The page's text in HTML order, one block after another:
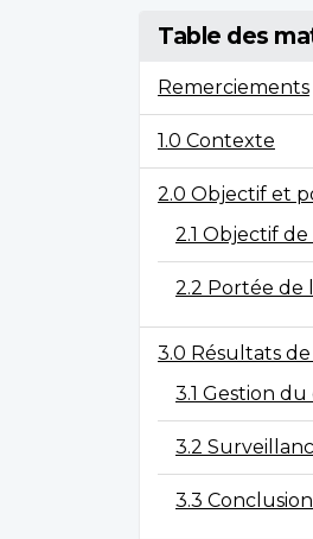
Table des
Remerciements
1.0 Contexte
2.0 Objectif et
2.1 Objectif
2.2 Portée de
3.0 Résultats
3.1 Gestion
3.2
3.3